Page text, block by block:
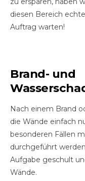
diesen Bereich
Auftrag warten!
Brand- und
Nach einem Brand
die Wände einfach
besonderen Fällen
durchgeführt
Aufgabe geschult
Wände.